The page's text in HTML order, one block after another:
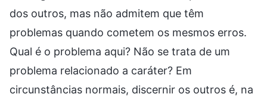
dos outros, mas não admitem que têm
problemas quando cometem os mesmos erros.
Qual é o problema aqui? Não se trata de um
problema relacionado a caráter? Em
circunstâncias normais, discernir os outros é, na